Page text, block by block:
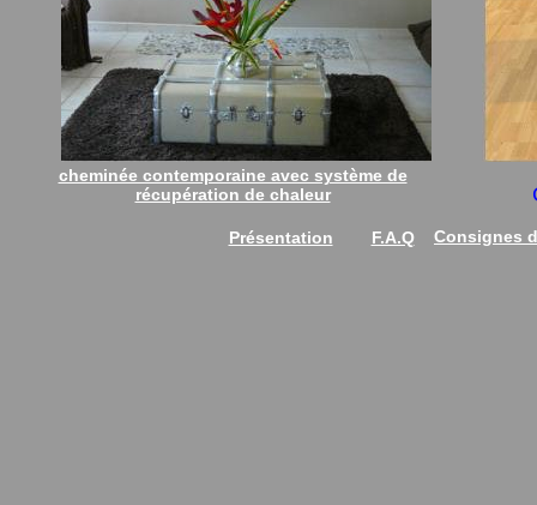
F.A.Q Consignes
Présentation
cheminée contemporaine avec système de
récupération de chaleur